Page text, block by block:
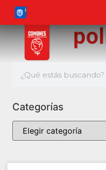
Categorías